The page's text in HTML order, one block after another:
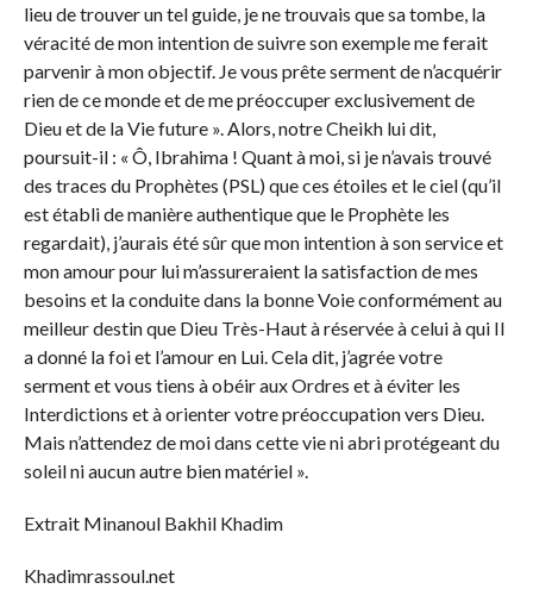
lieu de trouver un tel guide, je ne trouvais que sa tombe, la
véracité de mon intention de suivre son exemple me ferait
parvenir à mon objectif. Je vous prête serment de n’acquérir
rien de ce monde et de me préoccuper exclusivement de
Dieu et de la Vie future ». Alors, notre Cheikh lui dit,
poursuit-il : « Ô, Ibrahima ! Quant à moi, si je n’avais trouvé
des traces du Prophètes (PSL) que ces étoiles et le ciel (qu’il
est établi de manière authentique que le Prophète les
regardait), j’aurais été sûr que mon intention à son service et
mon amour pour lui m’assureraient la satisfaction de mes
besoins et la conduite dans la bonne Voie conformément au
meilleur destin que Dieu Très-Haut à réservée à celui à qui Il
a donné la foi et l’amour en Lui. Cela dit, j’agrée votre
serment et vous tiens à obéir aux Ordres et à éviter les
Interdictions et à orienter votre préoccupation vers Dieu.
Mais n’attendez de moi dans cette vie ni abri protégeant du
soleil ni aucun autre bien matériel ».
Extrait Minanoul Bakhil Khadim
Khadimrassoul.net